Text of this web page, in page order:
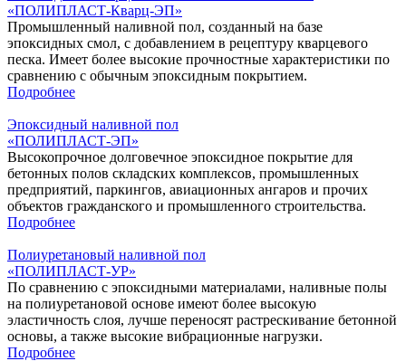
«ПОЛИПЛАСТ-Кварц-ЭП»
Промышленный наливной пол, созданный на базе
эпоксидных смол, с добавлением в рецептуру кварцевого
песка. Имеет более высокие прочностные характеристики по
сравнению с обычным эпоксидным покрытием.
Подробнее
Эпоксидный наливной пол
«‎ПОЛИПЛАСТ-ЭП»
Высокопрочное долговечное эпоксидное покрытие для
бетонных полов складских комплексов, промышленных
предприятий, паркингов, авиационных ангаров и прочих
объектов гражданского и промышленного строительства.
Подробнее
Полиуретановый наливной пол
«ПОЛИПЛАСТ-УР»
По сравнению с эпоксидными материалами, наливные полы
на полиуретановой основе имеют более высокую
эластичность слоя, лучше переносят растрескивание бетонной
основы, а также высокие вибрационные нагрузки.
Подробнее